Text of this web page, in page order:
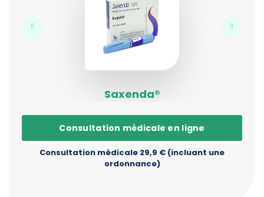
Saxenda®
Consultation médicale en ligne
Consultation médicale 29,9 € (incluant une
ordonnance)